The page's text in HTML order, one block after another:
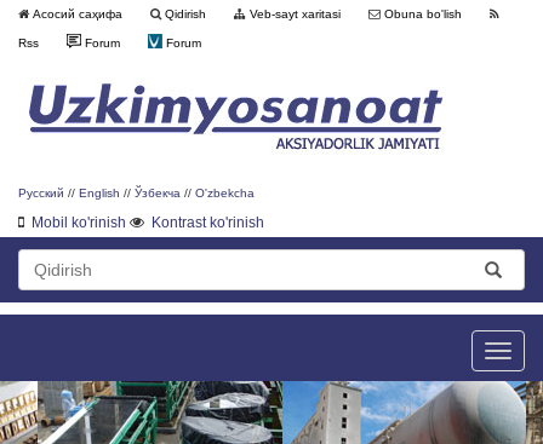
Асосий саҳифа Qidirish Veb-sayt xaritasi Obuna bo'lish
Rss Forum Forum
Русский // English // Ўзбекча // O'zbekcha
Mobil ko'rinish Kontrast ko'rinish
Toggle